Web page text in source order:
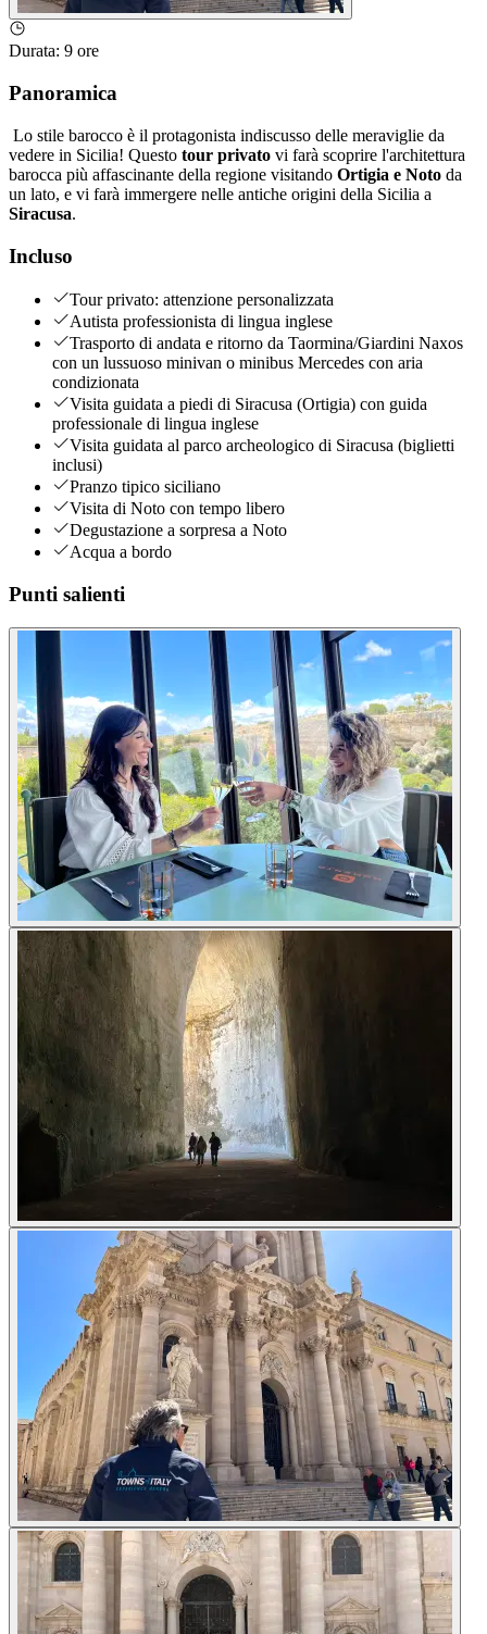
Durata: 9 ore
Panoramica
Lo stile barocco è il protagonista indiscusso delle meraviglie da
vedere in Sicilia! Questo tour privato vi farà scoprire l'architettura
barocca più affascinante della regione visitando Ortigia e Noto da
un lato, e vi farà immergere nelle antiche origini della Sicilia a
Siracusa.
Incluso
Tour privato: attenzione personalizzata
Autista professionista di lingua inglese
Trasporto di andata e ritorno da Taormina/Giardini Naxos
con un lussuoso minivan o minibus Mercedes con aria
condizionata
Visita guidata a piedi di Siracusa (Ortigia) con guida
professionale di lingua inglese
Visita guidata al parco archeologico di Siracusa (biglietti
inclusi)
Pranzo tipico siciliano
Visita di Noto con tempo libero
Degustazione a sorpresa a Noto
Acqua a bordo
Punti salienti